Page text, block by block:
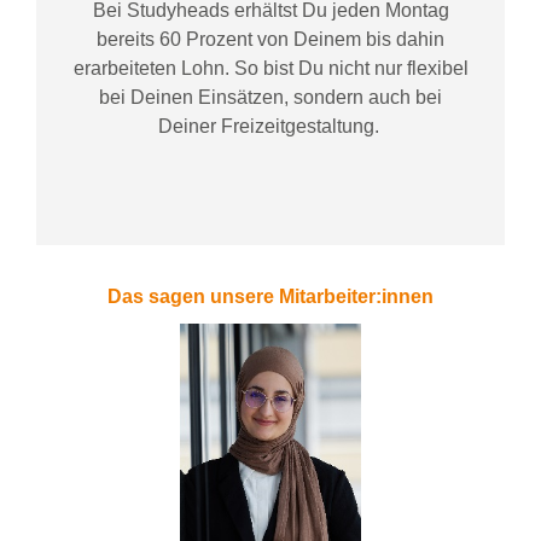
Bei Studyheadserhältst Du jeden Montag
bereits 60 Prozent von Deinem bis dahin
erarbeiteten Lohn. So bist Du nicht nur flexibel
bei Deinen Einsätzen, sondern auch bei
DeinerFreizeitgestaltung.
Das sagen unsere Mitarbeiter:innen